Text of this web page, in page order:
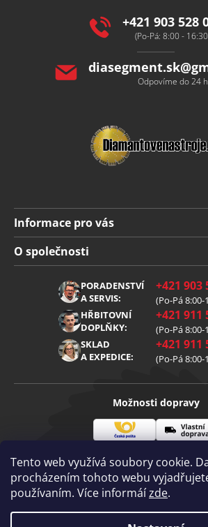
Tento web využívá soubory cookie.
procházením tohoto webu
používaním. Více informáízde.
+421 903 528
(Po-Pá: 8:00 -
diasegment.sk@
Odpovíme do 24 h
Informace pro vás
Doprava a platba
Obchodní podmínky
Reklamace
Zpracování osobních údajů
O společnosti
PORADENSTVÍ
A SERVIS:
+421 903
(Po-Pá 8:00-
HŘBITOVNÍ
DOPLŇKY:
+421 911
(Po-Pá 8:00-
SKLAD
A EXPEDICE:
+421 911
(Po-Pá 8:00-
Možnosti dopravy
pošta
doprava
Visa Mastercard
Copyright 2026